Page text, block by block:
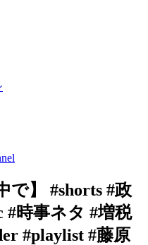
で】 #shorts #政
#時事ネタ #増税
#playlist #藤原